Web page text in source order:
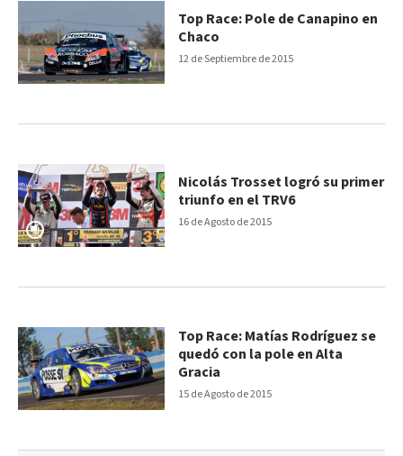
12 de Septiembre de 2015
Top Race: Pole de Canapino en
Chaco
16 de Agosto de 2015
Nicolás Trosset logró su primer
triunfo en el TRV6
15 de Agosto de 2015
Top Race: Matías Rodríguez se
quedó con la pole en Alta
Gracia